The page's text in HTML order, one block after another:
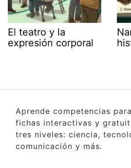
El teatro y la
expresión corporal
Aprende competencias
fichas interactivas y
tres niveles: ciencia,
comunicación y más.